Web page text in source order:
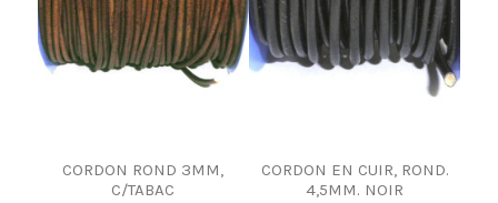
CORDON ROND 3MM,
C/TABAC
CORDON EN CUIR, ROND.
4,5MM. NOIR